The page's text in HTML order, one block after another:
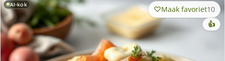
AI-kok Maak favoriet10
👍